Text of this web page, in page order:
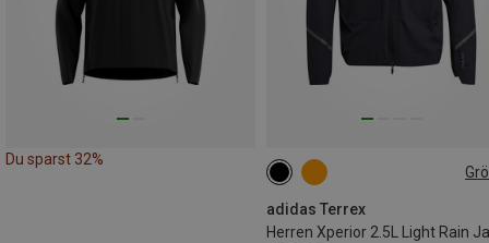
Du sparst 32%
adidas Terrex
Herren Xperior 2.5L Light Rain
S M